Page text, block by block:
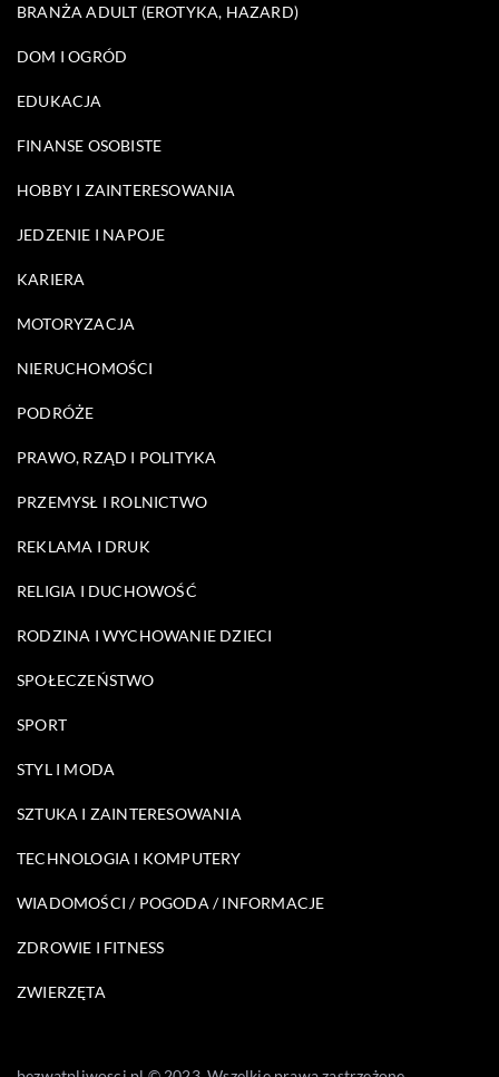
BRANŻA ADULT (EROTYKA, HAZARD)
DOM I OGRÓD
EDUKACJA
FINANSE OSOBISTE
HOBBY I ZAINTERESOWANIA
JEDZENIE I NAPOJE
KARIERA
MOTORYZACJA
NIERUCHOMOŚCI
PODRÓŻE
PRAWO, RZĄD I POLITYKA
PRZEMYSŁ I ROLNICTWO
REKLAMA I DRUK
RELIGIA I DUCHOWOŚĆ
RODZINA I WYCHOWANIE DZIECI
SPOŁECZEŃSTWO
SPORT
STYL I MODA
SZTUKA I ZAINTERESOWANIA
TECHNOLOGIA I KOMPUTERY
WIADOMOŚCI / POGODA / INFORMACJE
ZDROWIE I FITNESS
ZWIERZĘTA